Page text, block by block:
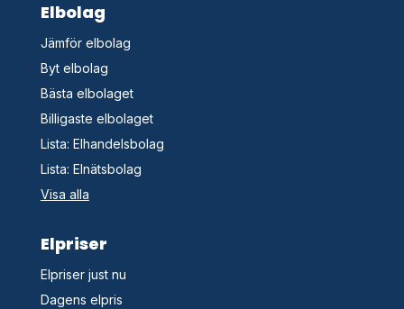
Elbolag
Jämför elbolag
Byt elbolag
Bästa elbolaget
Billigaste elbolaget
Lista: Elhandelsbolag
Lista: Elnätsbolag
Visa alla
Elpriser
Elpriser just nu
Dagens elpris